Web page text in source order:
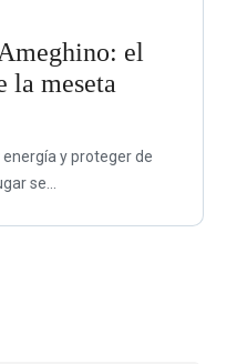
el
la meseta
y proteger de
se...